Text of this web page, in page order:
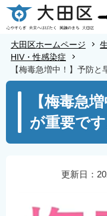
こ
の
の
大田区ホームページ
HIV・性感染症
【梅毒急増中！】予防と
【梅毒急
が重要です
更新日：